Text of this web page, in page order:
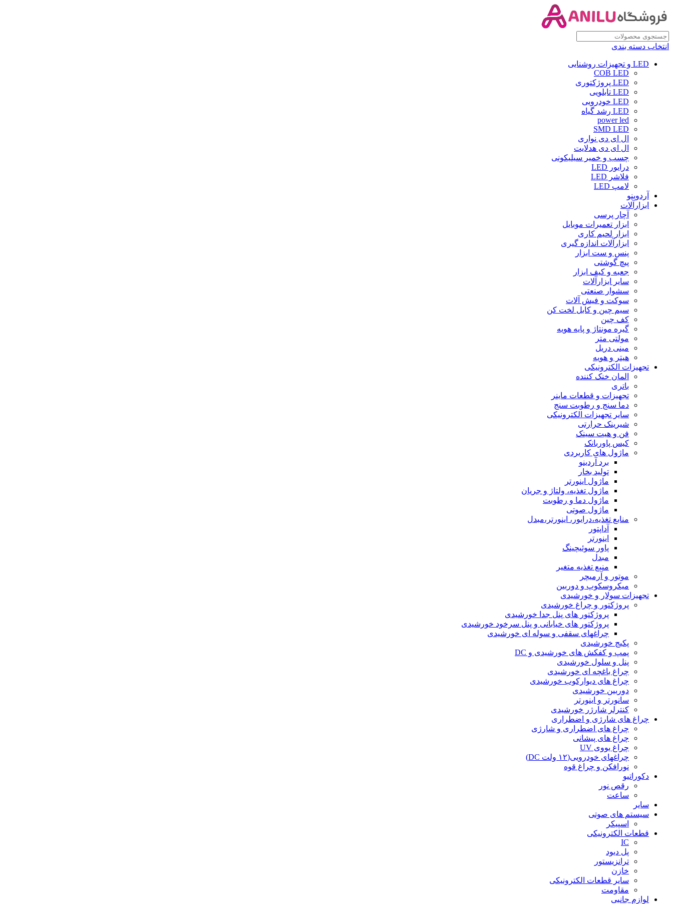
انتخاب دسته بندی
LED و تجهیزات روشنایی
COB LED
LED پروژکتوری
LED تابلویی
LED خودرویی
LED رشد گیاه
power led
SMD LED
ال ای دی نواری
ال ای دی هدلایت
چسب و خمیر سیلیکونی
درایور LED
فلاشر LED
لامپ LED
آردوینو
ابزارآلات
آچار پرسی
ابزار تعمیرات موبایل
ابزار لحیم کاری
ابزارآلات اندازه گیری
پنس و ست ابزار
پیچ گوشتی
جعبه و کیف ابزار
سایر ابزارآلات
سشوار صنعتی
سوکت و فیش آلات
سیم چین و کابل لخت کن
کف چین
گیره مونتاژ و پایه هویه
مولتی متر
مینی دریل
هیتر و هویه
تجهیزات الکترونیکی
المان خنک کننده
باتری
تجهیزات و قطعات ماینر
دما سنج و رطوبت سنج
سایر تجهیزات الکترونیکی
شیرینک حرارتی
فن و هیت سینک
کیس پاوربانک
ماژول های کاربردی
برد آردینو
تولید بخار
ماژول اینورتر
ماژول تغذیه، ولتاژ و جریان
ماژول دما و رطوبت
ماژول صوتی
منابع تغذیه،درایور، اینورتر،مبدل
آداپتور
اینورتر
پاور سوئیچینگ
مبدل
منبع تغذیه متغیر
موتور و آرمیچر
میکروسکوپ و دوربین
تجهیزات سولار و خورشیدی
پروژکتور و چراغ خورشیدی
پروژکتور های پنل جدا خورشیدی
پروژکتور های خیابانی و پنل سرخود خورشیدی
چراغهای سقفی و سوله ای خورشیدی
پکیج خورشیدی
پمپ و کفکش های خورشیدی و DC
پنل و سلول خورشیدی
چراغ باغچه ای خورشیدی
چراغ های دیوارکوب خورشیدی
دوربین خورشیدی
سانورتر و اینورتر
کنترلر شارژر خورشیدی
چراغ های شارژی و اضطراری
چراغ های اضطراری و شارژی
چراغ های پیشانی
چراغ یووی UV
چراغهای خودرویی(۱۲ ولت DC)
نورافکن و چراغ قوه
دکوراتیو
رقص نور
ساعت
سایر
سیستم های صوتی
اسپیکر
قطعات الکترونیکی
IC
پل دیود
ترانزیستور
خازن
سایر قطعات الکترونیکی
مقاومت
لوازم جانبی